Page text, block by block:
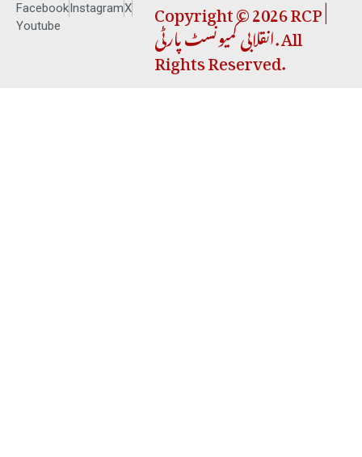
FacebookInstagramX
Youtube
Copyright © 2026 RCP |
انقلابی کمیونسٹ پارٹی. All
Rights Reserved.